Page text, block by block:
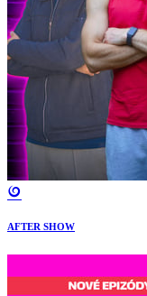
AFTER SHOW